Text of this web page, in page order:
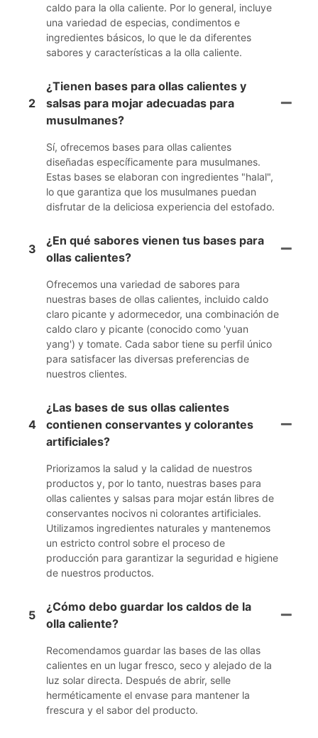
caldo para la olla caliente. Por lo general, incluye
una variedad de especias, condimentos e
ingredientes básicos, lo que le da diferentes
sabores y características a la olla caliente.
2
¿Tienen bases para ollas calientes y
salsas para mojar adecuadas para
musulmanes?
Sí, ofrecemos bases para ollas calientes
diseñadas específicamente para musulmanes.
Estas bases se elaboran con ingredientes "halal",
lo que garantiza que los musulmanes puedan
disfrutar de la deliciosa experiencia del estofado.
3
¿En qué sabores vienen tus bases para
ollas calientes?
Ofrecemos una variedad de sabores para
nuestras bases de ollas calientes, incluido caldo
claro picante y adormecedor, una combinación de
caldo claro y picante (conocido como 'yuan
yang') y tomate. Cada sabor tiene su perfil único
para satisfacer las diversas preferencias de
nuestros clientes.
4
¿Las bases de sus ollas calientes
contienen conservantes y colorantes
artificiales?
Priorizamos la salud y la calidad de nuestros
productos y, por lo tanto, nuestras bases para
ollas calientes y salsas para mojar están libres de
conservantes nocivos ni colorantes artificiales.
Utilizamos ingredientes naturales y mantenemos
un estricto control sobre el proceso de
producción para garantizar la seguridad e higiene
de nuestros productos.
5
¿Cómo debo guardar los caldos de la
olla caliente?
Recomendamos guardar las bases de las ollas
calientes en un lugar fresco, seco y alejado de la
luz solar directa. Después de abrir, selle
herméticamente el envase para mantener la
frescura y el sabor del producto.